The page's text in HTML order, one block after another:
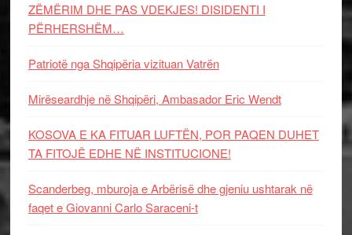
ZËMËRIM DHE PAS VDEKJES! DISIDENTI I
PËRHERSHËM…
Patriotë nga Shqipëria vizituan Vatrën
Mirëseardhje në Shqipëri, Ambasador Eric Wendt
KOSOVA E KA FITUAR LUFTËN, POR PAQEN DUHET
TA FITOJË EDHE NË INSTITUCIONE!
Scanderbeg, mburoja e Arbërisë dhe gjeniu ushtarak në
faqet e Giovanni Carlo Saraceni-t